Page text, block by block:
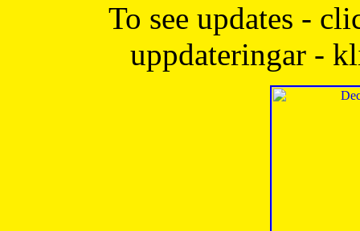
To see updates -
uppdateringar -